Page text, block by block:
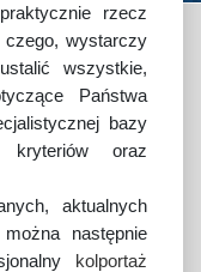
rzecz
wystarczy
wszystkie,
Państwa
bazy
kryteriów oraz
aktualnych
następnie
kolportaż